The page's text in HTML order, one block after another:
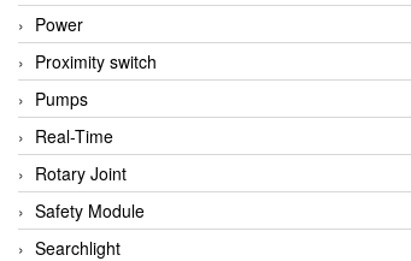
Power
Proximity switch
Pumps
Real-Time
Rotary Joint
Safety Module
Searchlight